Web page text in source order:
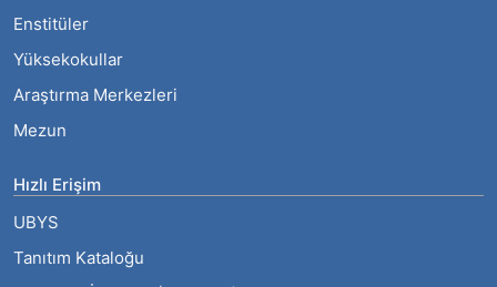
Enstitüler
Yüksekokullar
Araştırma Merkezleri
Mezun
Hızlı Erişim
UBYS
Tanıtım Kataloğu